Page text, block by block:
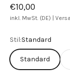
Angebot
€10,00
inkl. MwSt. (DE) |
Stil:Standard
Standard